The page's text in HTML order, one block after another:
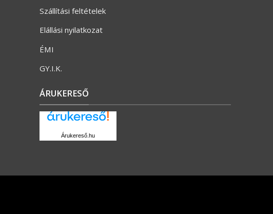
Szállítási feltételek
Elállási nyilatkozat
ÉMI
GY.I.K.
ÁRUKERESŐ
Árukereső.hu